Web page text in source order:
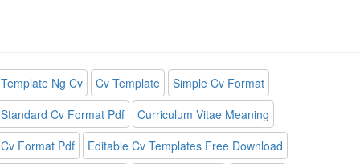
Template Ng Cv Cv Template
Simple Cv Format
Standard Cv Format Pdf
Curriculum Vitae Meaning
Cv Format Pdf
Editable Cv Templates Free Download